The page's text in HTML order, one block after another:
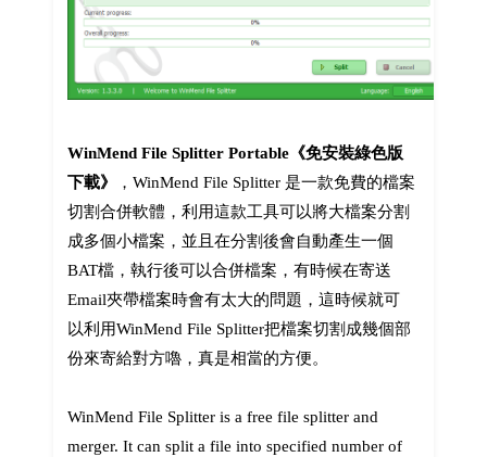
WinMend File Splitter Portable《免安裝綠色版
下載》
，WinMend File Splitter 是一款免費的檔案
切割合併軟體，利用這款工具可以將大檔案分割
成多個小檔案，並且在分割後會自動產生一個
BAT檔，執行後可以合併檔案，有時候在寄送
Email夾帶檔案時會有太大的問題，這時候就可
以利用WinMend File Splitter把檔案切割成幾個部
份來寄給對方嚕，真是相當的方便。
WinMend File Splitter is a free file splitter and
merger. It can split a file into specified number of